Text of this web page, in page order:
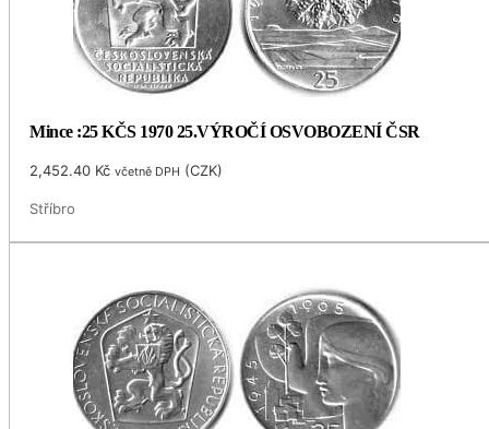
Mince :25 KČS 1970 25.VÝROČÍ OSVOBOZENÍ ČSR
2,452.40 Kč včetně DPH (CZK)
Stříbro